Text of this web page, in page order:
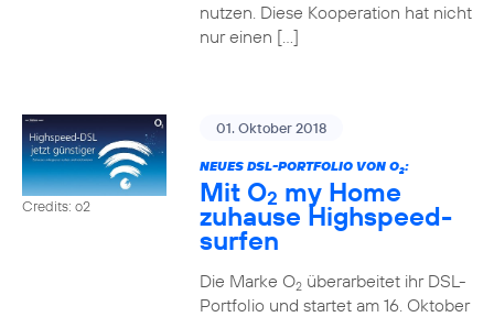
nutzen. Diese Kooperation hat nicht
nur einen […]
Credits: o2
01. Oktober 2018
NEUES DSL-PORTFOLIO VON O2:
Mit O2 my Home
zuhause Highspeed-
surfen
Die Marke O2überarbeitet ihr DSL-
Portfolio und startet am 16. Oktober